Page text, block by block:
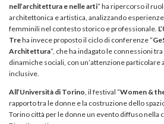
nell’architettura e nelle arti” ha ripercorso il
architettonica e artistica, analizzando
femminili nel contesto storico e professionale.
Treha invece proposto il ciclo di conferenze “
Architettura”, che ha indagato le connessioni
dinamiche sociali, con un’attenzione particolare
inclusive.
All’Università di Torino , il festival “Women &
rapporto tra le donne e la costruzione dello
Torino città per le donne un evento diffuso nella